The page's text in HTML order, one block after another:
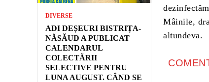
DIVERSE
ADI DEȘEURI BISTRIȚA-
NĂSĂUD A PUBLICAT
CALENDARUL
COLECTĂRII
SELECTIVE PENTRU
LUNA AUGUST. CÂND SE
Mâinile,
altundeva.